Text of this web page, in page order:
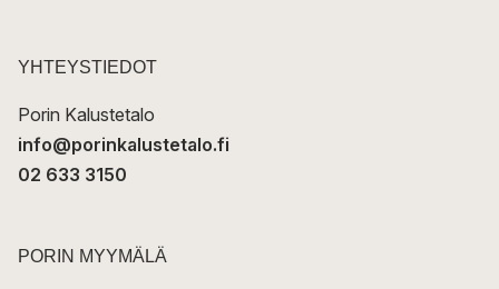
t
YHTEYSTIEDOT
Porin Kalustetalo
info@porinkalustetalo.fi
02 633 3150
PORIN MYYMÄLÄ